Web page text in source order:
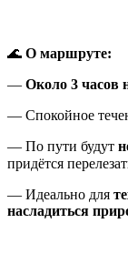
🌊 О маршруте:
— Около 3 часов
— Спокойное
— По пути будут
придётся
— Идеально для
насладиться